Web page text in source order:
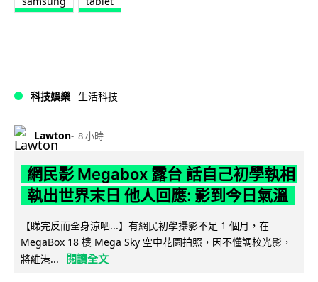
科技娛樂 生活科技
Lawton 8 小時
網民影 Megabox 露台 話自己初學執相
執出世界末日 他人回應: 影到今日氣溫
【睇完反而全身涼哂...】有網民初學攝影不足 1 個月，在
MegaBox 18 樓 Mega Sky 空中花園拍照，因不懂調校光影，
將維港...
閱讀全文